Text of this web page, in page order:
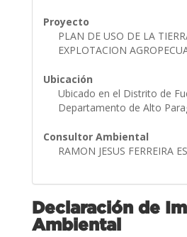
Proyecto
PLAN DE USO DE LA
EXPLOTACION
Ubicación
Ubicado en el Distrito de
Departamento de Alto
Consultor Ambiental
RAMON JESUS FERREIRA
Declaración de
Ambiental